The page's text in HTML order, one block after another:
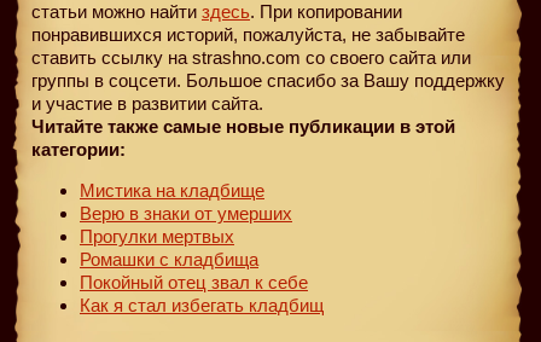
статьи можно найти здесь. При копировании
понравившихся историй, пожалуйста, не забывайте
ставить ссылку на strashno.com со своего сайта или
группы в соцсети. Большое спасибо за Вашу поддержку
и участие в развитии сайта.
Читайте также самые новые публикации в этой
категории:
Мистика на кладбище
Верю в знаки от умерших
Прогулки мертвых
Ромашки с кладбища
Покойный отец звал к себе
Как я стал избегать кладбищ